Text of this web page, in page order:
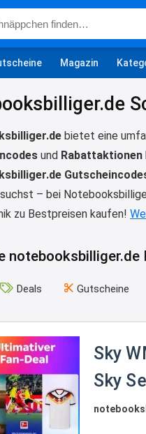
Magazin
bietet eine
und Rabattaktionen
suchst – bei
zu Bestpreisen kaufen!
Deals Gutscheine
Sky
Sky